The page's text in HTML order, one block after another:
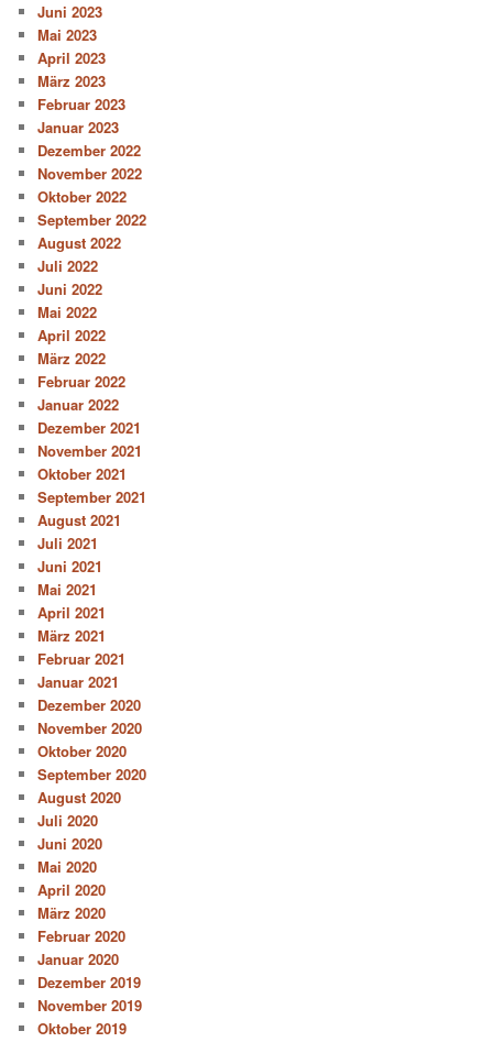
Juni 2023
Mai 2023
April 2023
März 2023
Februar 2023
Januar 2023
Dezember 2022
November 2022
Oktober 2022
September 2022
August 2022
Juli 2022
Juni 2022
Mai 2022
April 2022
März 2022
Februar 2022
Januar 2022
Dezember 2021
November 2021
Oktober 2021
September 2021
August 2021
Juli 2021
Juni 2021
Mai 2021
April 2021
März 2021
Februar 2021
Januar 2021
Dezember 2020
November 2020
Oktober 2020
September 2020
August 2020
Juli 2020
Juni 2020
Mai 2020
April 2020
März 2020
Februar 2020
Januar 2020
Dezember 2019
November 2019
Oktober 2019